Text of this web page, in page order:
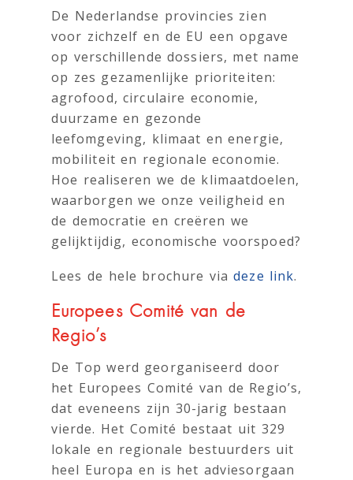
De Nederlandse provincies zien
voor zichzelf en de EU een opgave
op verschillende dossiers, met name
op zes gezamenlijke prioriteiten:
agrofood, circulaire economie,
duurzame en gezonde
leefomgeving, klimaat en energie,
mobiliteit en regionale economie.
Hoe realiseren we de klimaatdoelen,
waarborgen we onze veiligheid en
de democratie en creëren we
gelijktijdig, economische voorspoed?
Lees de hele brochure viadeze link.
Europees Comité van de
Regio’s
De Top werd georganiseerd door
het Europees Comité van de Regio’s,
dat eveneens zijn 30-jarig bestaan
vierde. Het Comité bestaat uit 329
lokale en regionale bestuurders uit
heel Europa en is het adviesorgaan